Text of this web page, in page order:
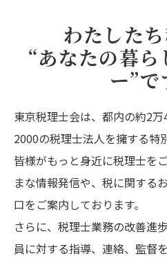
調査研究部への諮問・答申（税
ついて）
わたしたち
“あなたの暮
ー”で
東京税理士会は、都内の約2
2000の税理士法人を擁する特
皆様がもっと身近に税理士を
まな情報発信や、税に関する
口をご案内しております。
さらに、税理士業務の改善進
員に対する指導、連絡、監督